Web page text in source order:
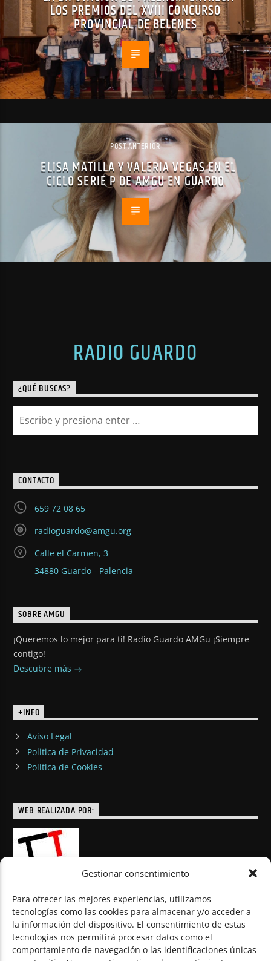
Gestionar consentimiento
Para ofrecer las mejores experiencias, utilizamos
tecnologías como las cookies para almacenar y/o acceder a
la información del dispositivo. El consentimiento de estas
tecnologías nos permitirá procesar datos como el
comportamiento de navegación o las identificaciones únicas
LOS PREMIOS DEL XVIII CONCURSO
PROVINCIAL DE BELENES
POST ANTERIOR
ELISA MATILLA Y VALERIA VEGAS EN EL
CICLO SERIE P DE AMGU EN GUARDO
RADIO GUARDO
¿QUÉ BUSCAS?
CONTACTO
659 72 08 65
radioguardo@amgu.org
Calle el Carmen, 3
34880 Guardo - Palencia
SOBRE AMGU
¡Queremos lo mejor para ti! Radio Guardo AMGu ¡Siempre
contigo!
Descubre más
+INFO
Aviso Legal
Politica de Privacidad
Politica de Cookies
WEB REALIZADA POR:
© Todos los derechos reservados